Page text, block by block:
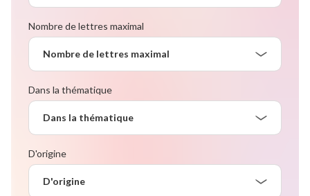
Nombre de lettres maximal
Nombre de lettres maximal
Dans la thématique
Dans la thématique
D'origine
D'origine